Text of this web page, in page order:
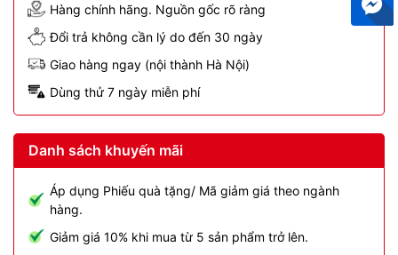
Hàng chính hãng. Nguồn gốc rõ ràng
Đổi trả không cần lý do đến 30 ngày
Giao hàng ngay (nội thành Hà Nội)
Dùng thử 7 ngày miễn phí
Danh sách khuyến mãi
Áp dụng Phiếu quà tặng/ Mã giảm giá theo ngành
hàng.
Giảm giá 10% khi mua từ 5 sản phẩm trở lên.